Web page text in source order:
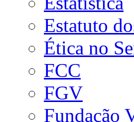
Estatuto
Ética no
FCC
FGV
Fundação